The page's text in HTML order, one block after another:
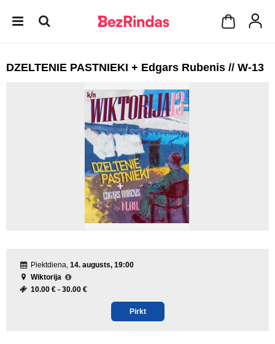
DZELTENIE PASTNIEKI + Edgars Rubenis // W-13
Piektdiena, 14. augusts, 19:00
Wiktorija
10.00 € - 30.00 €
Pirkt